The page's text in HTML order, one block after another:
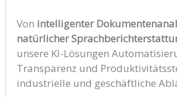
Von intelligenter
natürlicher
unsere KI-Lösungen
Transparenz und
industrielle und geschäftliche